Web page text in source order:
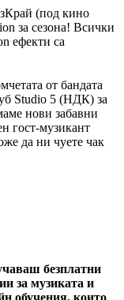
(под кино
за сезона! Всички
ефекти са
от бандата
Studio 5 (НДК) за
нови забавни
гост-музикант
да ни чуете чак
безплатни
за музиката и
обучения, които